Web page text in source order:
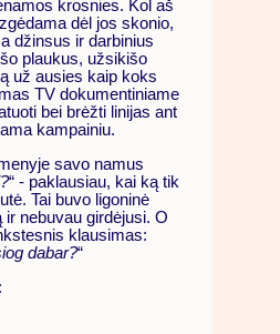
krosnies. Kol aš
dėl jos skonio,
džinsus ir darbinius
plaukus, užsikišo
už ausies kaip koks
TV dokumentiniame
bei brėžti linijas ant
kampainiu.
savo namus
“ - paklausiau, kai ką tik
Tai buvo ligoninė
ir nebuvau girdėjusi. O
klausimas:
dabar?“